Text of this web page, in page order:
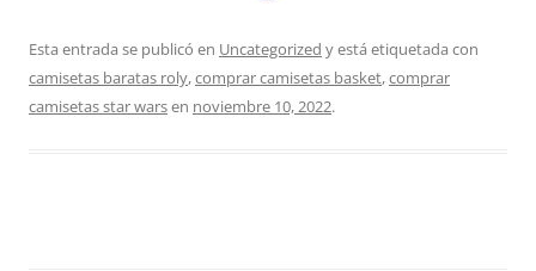
Esta entrada se publicó en Uncategorized y está etiquetada con
camisetas baratas roly,comprar camisetas basket,comprar
camisetas star warsen noviembre 10, 2022.